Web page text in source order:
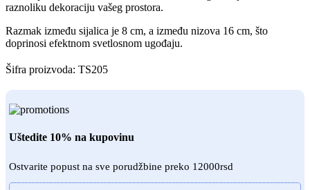
raznoliku dekoraciju vašeg prostora.
Razmak između sijalica je 8 cm, a između nizova 16 cm, što
doprinosi efektnom svetlosnom ugođaju.
Šifra proizvoda: TS205
Uštedite 10% na kupovinu
Ostvarite popust na sve porudžbine preko 12000rsd